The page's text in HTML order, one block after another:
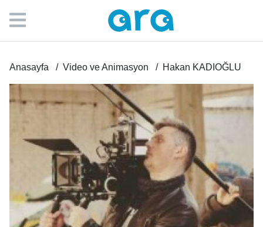
Anasayfa Video ve Animasyon Hakan KADIOĞLU